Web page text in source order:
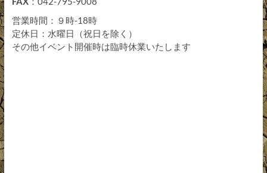
営業時間：９時-18時
定休日：水曜日（祝日を除く）
その他イベント開催時は臨時休業いたします